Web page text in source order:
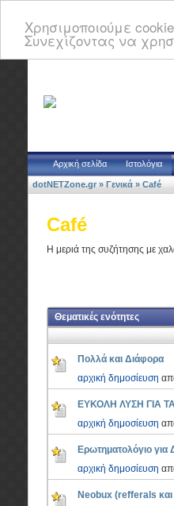
Χρησιμοποιούμε
Συνεχίζοντας να
Αρχική σελίδα Ιστολόγια
dotNETZone.gr » Γενικά » Café
Café
Η μεριά της συζήτησης με
Θεματικές ενότητες
Πολλά και Διάφορα
αρχική δημοσίευση
ΕΥΚΟΛΗ ΛΥΣΗ ΓΙΑ
αρχική δημοσίευση
Ερωτηματολόγιο
αρχική δημοσίευση
Neobux (refferals